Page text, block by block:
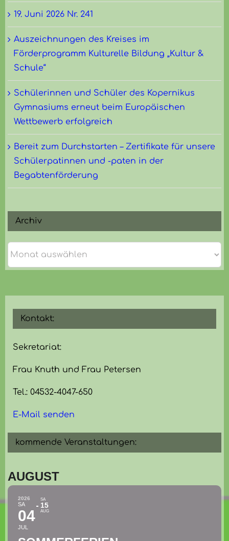
Kontakt:
Sekretariat:
Frau Knuth und Frau Petersen
Tel.: 04532-4047-650
E-Mail senden
kommende Veranstaltungen:
AUGUST
2026
SA
04
JUL
SA
15
AUG
19. Juni 2026 Nr. 241
Auszeichnungen des Kreises im
Förderprogramm Kulturelle Bildung „Kultur &
Schule“
Schülerinnen und Schüler des Kopernikus
Gymnasiums erneut beim Europäischen
Wettbewerb erfolgreich
Bereit zum Durchstarten – Zertifikate für unsere
Schülerpatinnen und -paten in der
Begabtenförderung
Archiv
Archiv